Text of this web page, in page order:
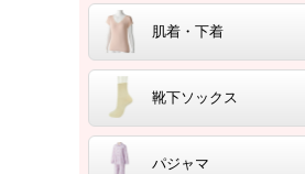
肌着・下着
靴下ソックス
パジャマ